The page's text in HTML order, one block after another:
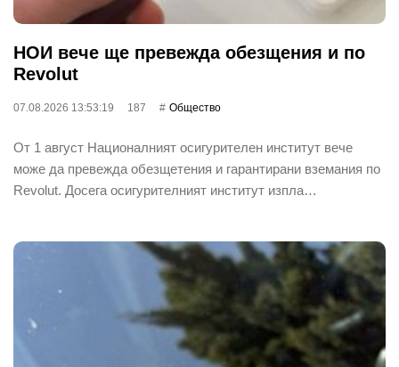
НОИ вече ще превежда обезщения и по
Revolut
07.08.2026 13:53:19 187 Общество
От 1 август Националният осигурителен институт вече
може да превежда обезщетения и гарантирани вземания по
Revolut. Досега осигурителният институт изпла…